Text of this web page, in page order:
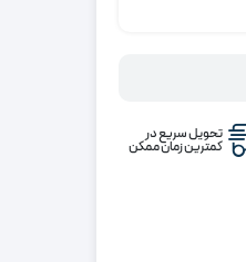
تحویل سریع در
کمترین زمان ممکن